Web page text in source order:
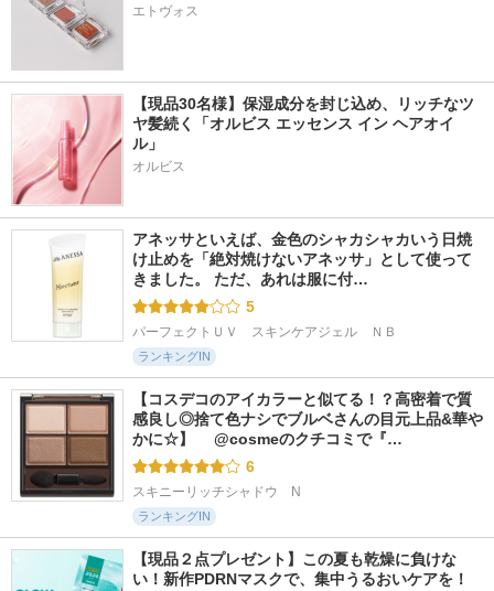
エトヴォス
【現品30名様】保湿成分を封じ込め、リッチなツ
ヤ髪続く「オルビス エッセンス イン ヘアオイ
ル」
オルビス
アネッサといえば、金色のシャカシャカいう日焼
け止めを「絶対焼けないアネッサ」として使って
きました。 ただ、あれは服に付…
5
パーフェクトＵＶ　スキンケアジェル　ＮＢ
ランキングIN
【コスデコのアイカラーと似てる！？高密着で質
感良し◎捨て色ナシでブルベさんの目元上品&華や
かに☆】 　@cosmeのクチコミで『…
6
スキニーリッチシャドウ　N
ランキングIN
【現品２点プレゼント】この夏も乾燥に負けな
い！新作PDRNマスクで、集中うるおいケアを！